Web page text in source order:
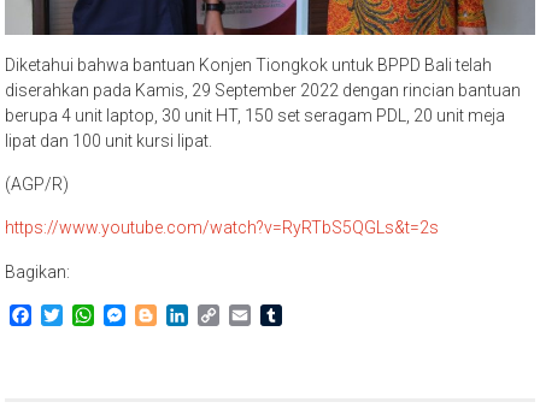
Diketahui bahwa bantuan Konjen Tiongkok untuk BPPD Bali telah
diserahkan pada Kamis, 29 September 2022 dengan rincian bantuan
berupa 4 unit laptop, 30 unit HT, 150 set seragam PDL, 20 unit meja
lipat dan 100 unit kursi lipat.
(AGP/R)
https://www.youtube.com/watch?v=RyRTbS5QGLs&t=2s
Bagikan:
Facebook
TwitterWhatsApp
Messenger
BloggerLinkedIn
CopyEmail